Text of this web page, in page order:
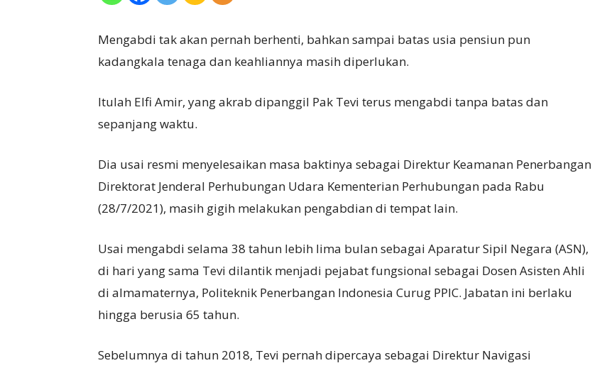
Mengabdi tak akan pernah berhenti, bahkan sampai batas usia pensiun pun
kadangkala tenaga dan keahliannya masih diperlukan.
Itulah Elfi Amir, yang akrab dipanggil Pak Tevi terus mengabdi tanpa batas dan
sepanjang waktu.
Dia usai resmi menyelesaikan masa baktinya sebagai Direktur Keamanan Penerbangan
Direktorat Jenderal Perhubungan Udara Kementerian Perhubungan pada Rabu
(28/7/2021), masih gigih melakukan pengabdian di tempat lain.
Usai mengabdi selama 38 tahun lebih lima bulan sebagai Aparatur Sipil Negara (ASN),
di hari yang sama Tevi dilantik menjadi pejabat fungsional sebagai Dosen Asisten Ahli
di almamaternya, Politeknik Penerbangan Indonesia Curug PPIC. Jabatan ini berlaku
hingga berusia 65 tahun.
Sebelumnya di tahun 2018, Tevi pernah dipercaya sebagai Direktur Navigasi